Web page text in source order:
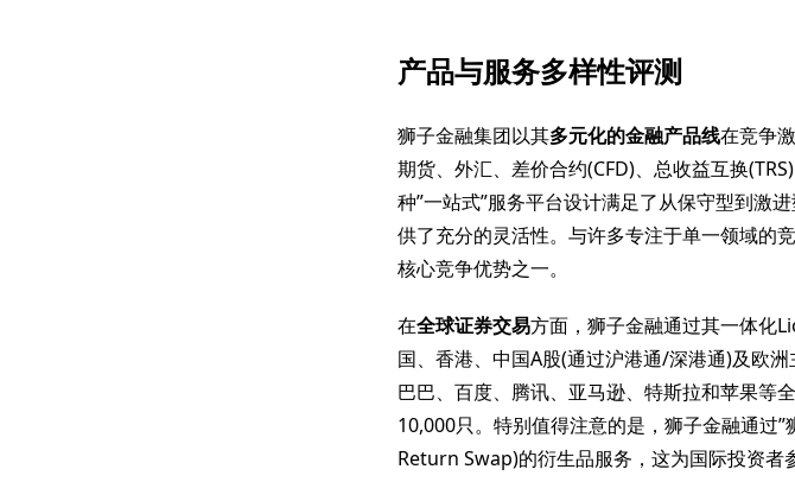
产品与服务多样性评测
狮子金融集团以其多元化的金融产品线在竞争
期货、外汇、差价合约(CFD)、总收益互换
种”一站式”服务平台设计满足了从保守型到激
供了充分的灵活性。与许多专注于单一领域的
核心竞争优势之一。
在全球证券交易方面，狮子金融通过其一体化
国、香港、中国A股(通过沪港通/深港通)及欧
巴巴、百度、腾讯、亚马逊、特斯拉和苹果等
10,000只。特别值得注意的是，狮子金融通过
Return Swap)的衍生品服务，这为国际投资者